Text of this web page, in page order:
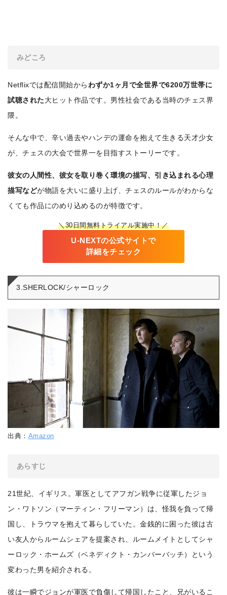
みどころ
Netflixでは配信開始から わずか1ヶ月で全世界で6200万世帯に
試聴された大ヒット作品です。男性社会である当時のチェス界
隈。
そんな中で、辛い過去やハンデの運命を抱えて生きる天才少女
が、チェスの大会で世界一を目指すストーリーです。
彼女の人間性、彼女を取り巻く環境の描写、引き込まれる心理
描写などが物語を大いに盛り上げ、チェスのルールがわからな
くても作品にのめり込めるのが特徴です。
＼30日間無料トライアル実施中！／
U-NEXTの公式サイトで
詳細をチェック
3.SHERLOCK/シャーロック
出典： Amazon
あらすじ
21世紀、イギリス。軍医としてアフガン戦争に従軍したジョ
ン・ワトソン（マーティン・フリーマン）は、怪我を負って帰
国し、トラウマを抱えて暮らしていた。金銭的に困った彼は古
い友人からルームシェアを提案され、ルームメイトとしてシャ
ーロック・ホームズ（ベネディクト・カンバーバッチ）という
変わった男を紹介される。
彼は一瞬でジョンが軍医で負傷して帰国したこと、兄がいるこ